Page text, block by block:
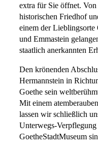
extra für Sie öffnet.
historischen Friedhof
einem der Lieblingsorte
und Emmastein
staatlich anerkannten
Den krönenden
Hermannstein in
Goethe sein
Mit einem
lassen wir schließlich
Unterwegs-
GoetheStadtMuseum